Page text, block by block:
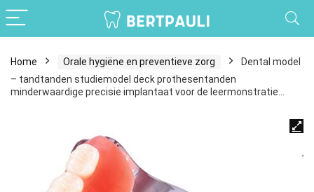
Home Orale hygiëne en preventieve zorg
Dental model
– tandtanden studiemodel deck prothesentanden
minderwaardige precisie implantaat voor de leermonstratie…